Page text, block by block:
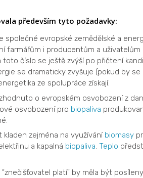
především tyto požadavky:
společné evropské zemědělské a
farmářům i producentům a
toto číslo se ještě zvýší po přičtení
se dramaticky zvyšuje (pokud by
ze spolupráce získají.
o evropském osvobození z
osvobození pro biopaliva
kladen zejména na využívání biomasy
a kapalná biopaliva. Teplo
platí" by měla být